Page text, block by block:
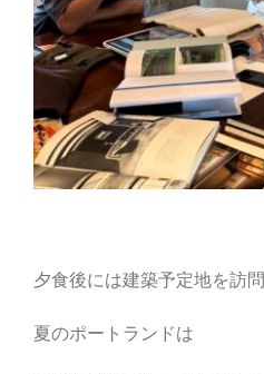
夕食後には建築予定地を訪問
夏のポートランドは